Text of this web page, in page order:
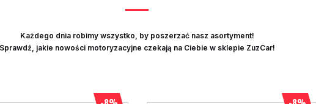
Każdego dnia robimy wszystko, by poszerzać nasz asortyment!
Sprawdź, jakie nowości motoryzacyjne czekają na Ciebie w sklepie ZuzCar!